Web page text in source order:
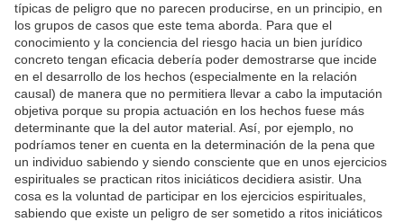
típicas de peligro que no parecen producirse, en un principio, en
los grupos de casos que este tema aborda. Para que el
conocimiento y la conciencia del riesgo hacia un bien jurídico
concreto tengan eficacia debería poder demostrarse que incide
en el desarrollo de los hechos (especialmente en la relación
causal) de manera que no permitiera llevar a cabo la imputación
objetiva porque su propia actuación en los hechos fuese más
determinante que la del autor material. Así, por ejemplo, no
podríamos tener en cuenta en la determinación de la pena que
un individuo sabiendo y siendo consciente que en unos ejercicios
espirituales se practican ritos iniciáticos decidiera asistir. Una
cosa es la voluntad de participar en los ejercicios espirituales,
sabiendo que existe un peligro de ser sometido a ritos iniciáticos